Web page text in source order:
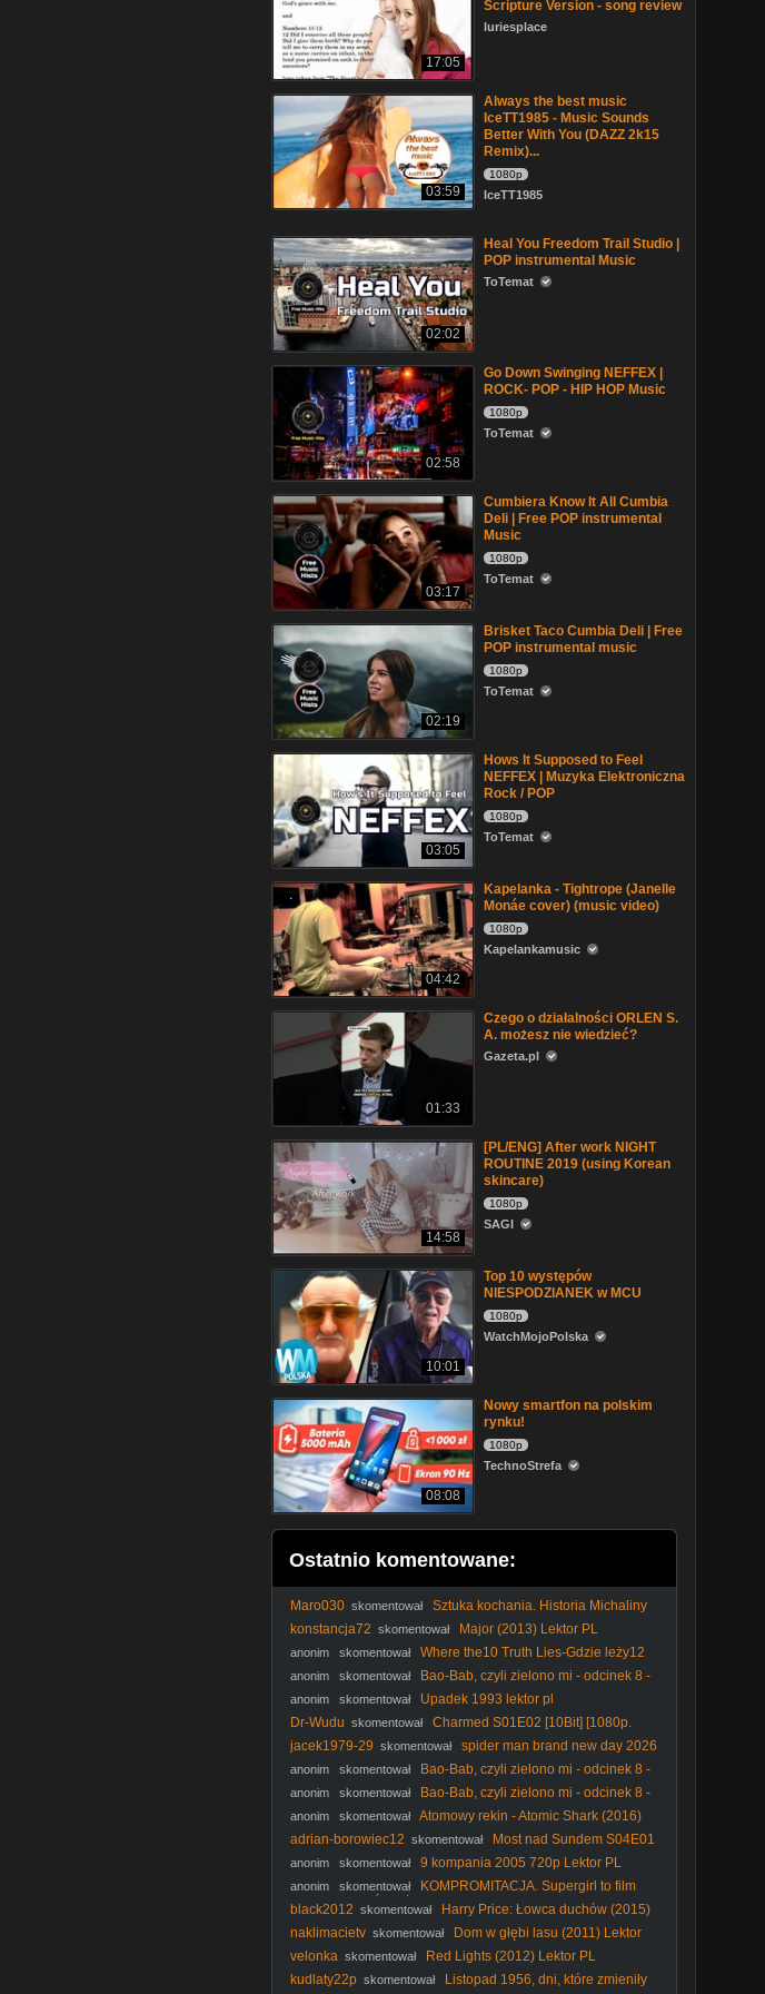
17:05
Scripture Version - song review
luriesplace
03:59
Always the best music
IceTT1985 - Music Sounds
Better With You (DAZZ 2k15
Remix)...
1080p
IceTT1985
02:02
Heal You Freedom Trail Studio |
POP instrumental Music
ToTemat
02:58
Go Down Swinging NEFFEX |
ROCK- POP - HIP HOP Music
1080p
ToTemat
03:17
Cumbiera Know It All Cumbia
Deli | Free POP instrumental
Music
1080p
ToTemat
02:19
Brisket Taco Cumbia Deli | Free
POP instrumental music
1080p
ToTemat
03:05
Hows It Supposed to Feel
NEFFEX | Muzyka Elektroniczna
Rock / POP
1080p
ToTemat
04:42
Kapelanka - Tightrope (Janelle
Monáe cover) (music video)
1080p
Kapelankamusic
01:33
Czego o działalności ORLEN S.
A. możesz nie wiedzieć?
Gazeta.pl
14:58
[PL/ENG] After work NIGHT
ROUTINE 2019 (using Korean
skincare)
1080p
SAGI
10:01
Top 10 występów
NIESPODZIANEK w MCU
1080p
WatchMojoPolska
08:08
Nowy smartfon na polskim
rynku!
1080p
TechnoStrefa
Ostatnio komentowane:
Maro030 skomentował
Sztuka kochania. Historia Michaliny
Wisłockiej
konstancja72 skomentował Major (2013) Lektor PL
anonim skomentował
Where the10 Truth Lies-Gdzie leży12
prawda
anonim skomentował
Bao-Bab, czyli zielono mi - odcinek 8 -
Wesele
anonim skomentował
Upadek 1993 lektor pl
Dr-Wudu skomentował
Charmed S01E02 [10Bit] [1080p.
BluRay. H265-AS76-FT]
jacek1979-29 skomentował
spider man brand new day 2026
| FỉLM W OPỉSỉE
anonim skomentował
Bao-Bab, czyli zielono mi - odcinek 8 -
Wesele
anonim skomentował
Bao-Bab, czyli zielono mi - odcinek 8 -
Wesele
anonim skomentował Atomowy rekin - Atomic Shark (2016)
Lektor PL. 720p. WEB-DL. XviD. AC3-AZQ
adrian-borowiec12 skomentował
Most nad Sundem S04E01
Lektor PL
anonim skomentował 9 kompania 2005 720p Lektor PL
anonim skomentował
KOMPROMITACJA. Supergirl to film
GORSZY OD ŚNIEŻKI Rachel Zegler. Niżej upaść już nie
black2012 skomentował
Harry Price: Łowca duchów (2015)
Lektor PL
naklimacietv skomentował
Dom w głębi lasu (2011) Lektor
PL
velonka skomentował
Red Lights (2012) Lektor PL
kudlaty22p skomentował
Listopad 1956, dni, które zmieniły